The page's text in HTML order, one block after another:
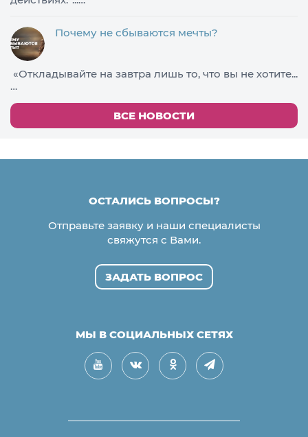
Почему не сбываются мечты?
«Откладывайте на завтра лишь то, что вы не хотите...
…
ВСЕ НОВОСТИ
ОСТАЛИСЬ ВОПРОСЫ?
Отправьте заявку и наши специалисты
свяжутся с Вами.
ЗАДАТЬ ВОПРОС
МЫ В СОЦИАЛЬНЫХ СЕТЯХ